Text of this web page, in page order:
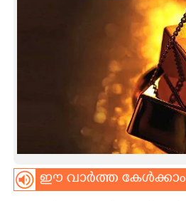
ASTRO
ഈ വാർത്ത കേൾക്കാം